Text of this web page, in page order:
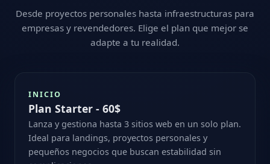
Desde proyectos personales hasta infraestructuras para
empresas y revendedores. Elige el plan que mejor se
adapte a tu realidad.
INICIO
Plan Starter - 60$
Lanza y gestiona hasta 3 sitios web en un solo plan.
Ideal para landings, proyectos personales y
pequeños negocios que buscan estabilidad sin